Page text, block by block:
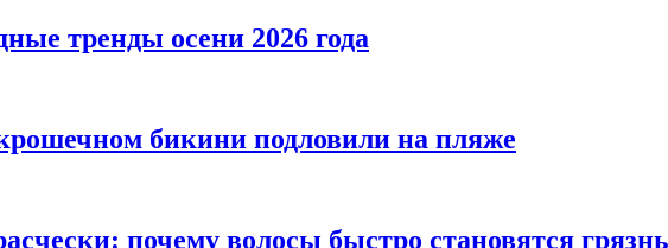
тренды осени 2026 года
бикини подловили на пляже
почему волосы быстро становятся